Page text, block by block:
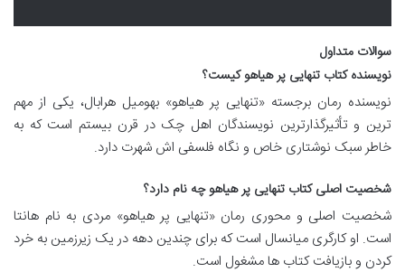
سوالات متداول
نویسنده کتاب تنهایی پر هیاهو کیست؟
نویسنده رمان برجسته «تنهایی پر هیاهو» بهومیل هرابال، یکی از مهم
ترین و تأثیرگذارترین نویسندگان اهل چک در قرن بیستم است که به
خاطر سبک نوشتاری خاص و نگاه فلسفی اش شهرت دارد.
شخصیت اصلی کتاب تنهایی پر هیاهو چه نام دارد؟
شخصیت اصلی و محوری رمان «تنهایی پر هیاهو» مردی به نام هانتا
است. او کارگری میانسال است که برای چندین دهه در یک زیرزمین به خرد
کردن و بازیافت کتاب ها مشغول است.